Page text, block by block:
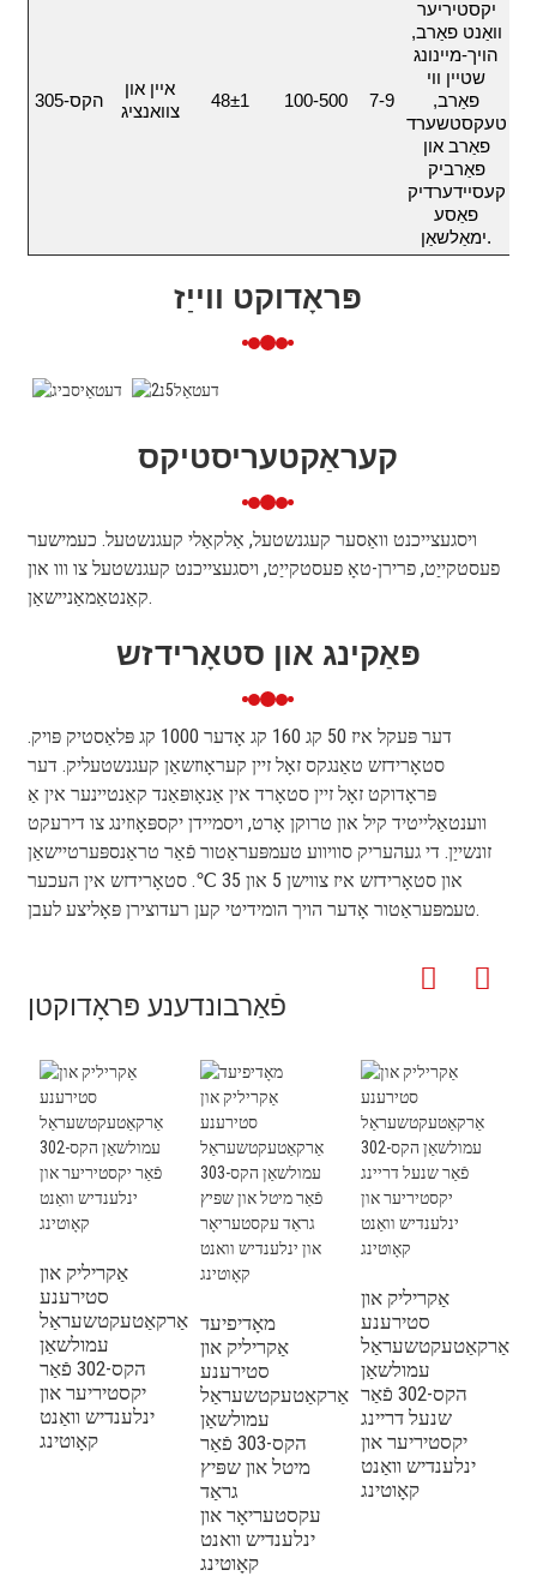
הקס-305
איין און
צוואנציג
48±1 100-500 7-9
יקסטיריער
וואַנט פאַרב,
הויך-מיינונג
שטיין ווי
פאַרב,
טעקסטשערד
פאַרב און
פאַרביק
קעסיידערדיק
פאַסע
ימאַלשאַן.
פּראָדוקט ווייַז
קעראַקטעריסטיקס
ויסגעצייכנט וואַסער קעגנשטעל, אַלקאַלי קעגנשטעל. כעמישער
פעסטקייַט, פרירן-טאָ פעסטקייַט, ויסגעצייכנט קעגנשטעל צו ווו און
קאַנטאַמאַניישאַן.
פּאַקינג און סטאָרידזש
דער פּעקל איז 50 קג 160 קג אָדער 1000 קג פּלאַסטיק פּויק.
סטאָרידזש טאַנגקס זאָל זיין קעראָוזשאַן קעגנשטעליק. דער
פּראָדוקט זאָל זיין סטאָרד אין אַנאָופּאַנד קאַנטיינער אין אַ
ווענטאַלייטיד קיל און טרוקן אָרט, ויסמיידן יקספּאָוזינג צו דירעקט
זונשייַן. די געהעריק סוויווע טעמפּעראַטור פֿאַר טראַנספּערטיישאַן
און סטאָרידזש איז צווישן 5 און 35 ℃. סטאָרידזש אין העכער
טעמפּעראַטור אָדער הויך הומידיטי קען רעדוצירן פּאָליצע לעבן.
פֿאַרבונדענע פּראָדוקטן
אַקריליק און
סטירענע
אַרקאַטעקטשעראַל
עמולשאַן
הקס-302 פֿאַר
יקסטיריער און
ינלענדיש וואַנט
קאָוטינג
מאָדיפיעד
אַקריליק און
סטירענע
אַרקאַטעקטשעראַל
עמולשאַן
הקס-303 פֿאַר
מיטל און שפּיץ
גראַד
עקסטעריאָר און
ינלענדיש וואנט
קאָוטינג
אַקריליק און
סטירענע
אַרקאַטעקטשעראַל
עמולשאַן
הקס-302 פֿאַר
שנעל דריינג
יקסטיריער און
ינלענדיש וואַנט
קאָוטינג